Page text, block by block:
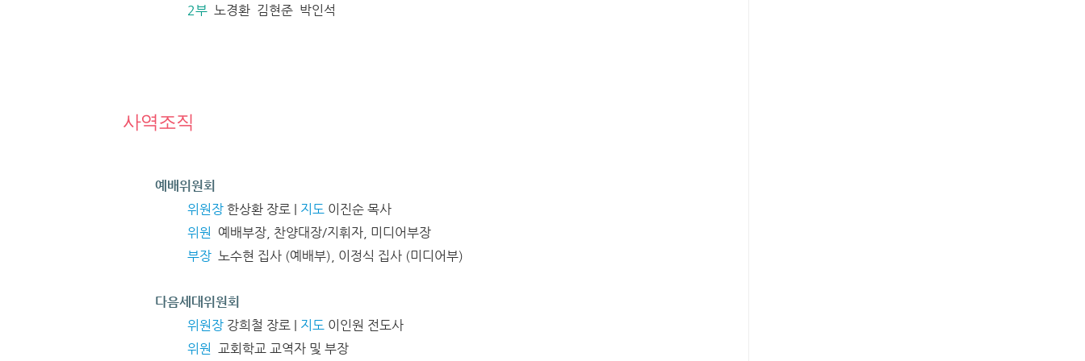
2부 노경환 김현준 박인석
사역조직
예배위원회
위원장 한상환 장로 | 지도 이진순 목사
위원 예배부장, 찬양대장/지휘자, 미디어부장
부장 노수현 집사 (예배부), 이정식 집사 (미디어부)
다음세대위원회
위원장 강희철 장로 | 지도 이인원 전도사
위원 교회학교 교역자 및 부장